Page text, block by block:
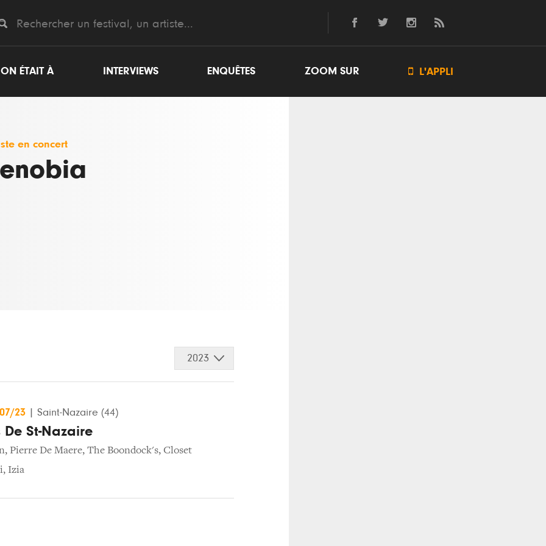
ON ÉTAIT À INTERVIEWS ENQUÊTES ZOOM SUR  L'APPLI
en concert
2023
23 Saint-Nazaire (44)
De St-Nazaire
, Pierre De Maere, The Boondock's, Closet
, Izia